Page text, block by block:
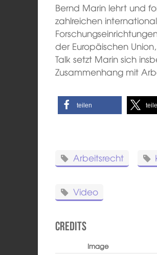
Bernd Marin lehrt und
zahlreichen
der Europäischen
Talk setzt Marin sich
Zusammenhang mit
teilen
Arbeitsrecht
Video
Credits
Image